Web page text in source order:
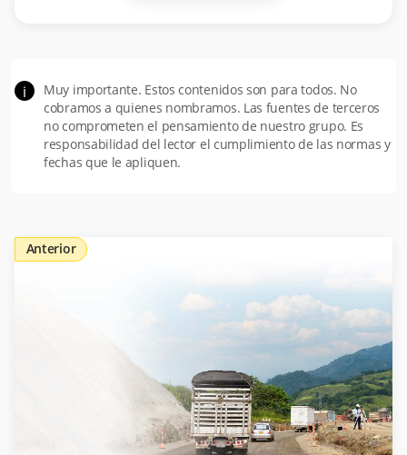
i
Muy importante. Estos contenidos son para todos. No
cobramos a quienes nombramos. Las fuentes de terceros
no comprometen el pensamiento de nuestro grupo. Es
responsabilidad del lector el cumplimiento de las normas y
fechas que le apliquen.
Anterior